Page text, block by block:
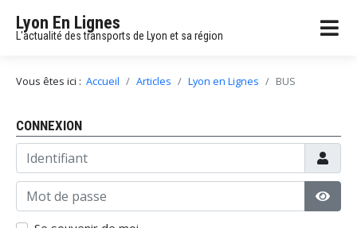
Lyon En Lignes
L'actualité des transports de Lyon et sa région
Vous êtes ici : Accueil Articles Lyon en Lignes BUS
CONNEXION
Identifiant
Mot de passe